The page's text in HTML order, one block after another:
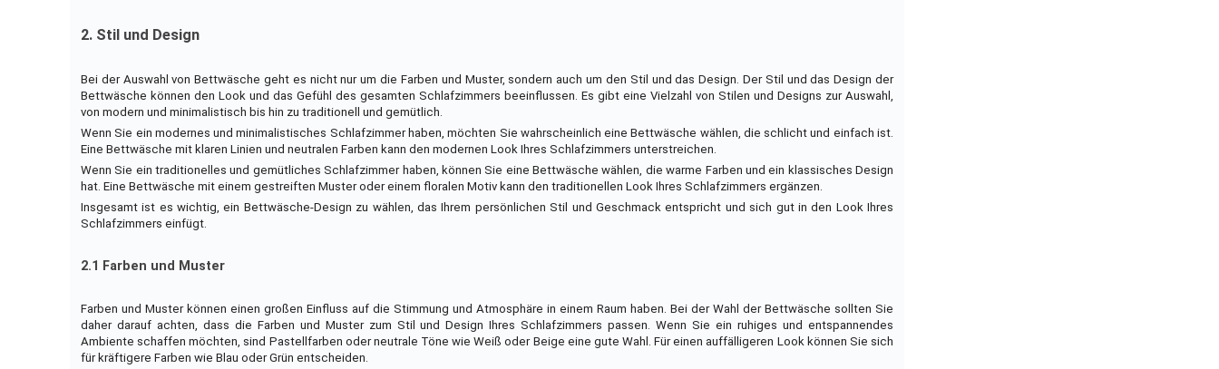
2. Stil und Design
Bei der Auswahl von Bettwäsche geht es nicht nur um die Farben und Muster, sondern auch um den Stil und das Design. Der Stil und das Design der
Bettwäsche können den Look und das Gefühl des gesamten Schlafzimmers beeinflussen. Es gibt eine Vielzahl von Stilen und Designs zur Auswahl,
von modern und minimalistisch bis hin zu traditionell und gemütlich.
Wenn Sie ein modernes und minimalistisches Schlafzimmer haben, möchten Sie wahrscheinlich eine Bettwäsche wählen, die schlicht und einfach ist.
Eine Bettwäsche mit klaren Linien und neutralen Farben kann den modernen Look Ihres Schlafzimmers unterstreichen.
Wenn Sie ein traditionelles und gemütliches Schlafzimmer haben, können Sie eine Bettwäsche wählen, die warme Farben und ein klassisches Design
hat. Eine Bettwäsche mit einem gestreiften Muster oder einem floralen Motiv kann den traditionellen Look Ihres Schlafzimmers ergänzen.
Insgesamt ist es wichtig, ein Bettwäsche-Design zu wählen, das Ihrem persönlichen Stil und Geschmack entspricht und sich gut in den Look Ihres
Schlafzimmers einfügt.
2.1 Farben und Muster
Farben und Muster können einen großen Einfluss auf die Stimmung und Atmosphäre in einem Raum haben. Bei der Wahl der Bettwäsche sollten Sie
daher darauf achten, dass die Farben und Muster zum Stil und Design Ihres Schlafzimmers passen. Wenn Sie ein ruhiges und entspannendes
Ambiente schaffen möchten, sind Pastellfarben oder neutrale Töne wie Weiß oder Beige eine gute Wahl. Für einen auffälligeren Look können Sie sich
für kräftigere Farben wie Blau oder Grün entscheiden.